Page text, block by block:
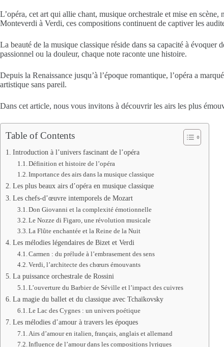
L’opéra, cet art qui allie chant, musique orchestrale et mise en
Monteverdi à Verdi, ces compositions continuent de captiver les
La beauté de la musique classique réside dans sa capacité à évoquer
passionnel ou la douleur, chaque note raconte une histoire.
Depuis la Renaissance jusqu’à l’époque romantique, l’opéra a
artistique sans pareil.
Dans cet article, nous vous invitons à découvrir les airs les plus
Table of Contents
Introduction à l’univers fascinant de l’opéra
Définition et histoire de l’opéra
Importance des airs dans la musique classique
Les plus beaux airs d’opéra en musique classique
Les chefs-d’œuvre intemporels de Mozart
Don Giovanni et la complexité émotionnelle
Le Nozze di Figaro, une révolution musicale
La Flûte enchantée et la Reine de la Nuit
Les mélodies légendaires de Bizet et Verdi
Carmen : du prélude à l’embrasement des sens
Verdi, l’architecte des chœurs émouvants
La puissance orchestrale de Rossini
L’ouverture du Barbier de Séville et l’impact des cuivres
La magie du ballet et du classique avec Tchaïkovsky
Le Lac des Cygnes : un univers poétique
Les mélodies d’amour à travers les époques
Airs d’amour en italien, français, anglais et allemand
Influence de l’amour dans les compositions lyriques